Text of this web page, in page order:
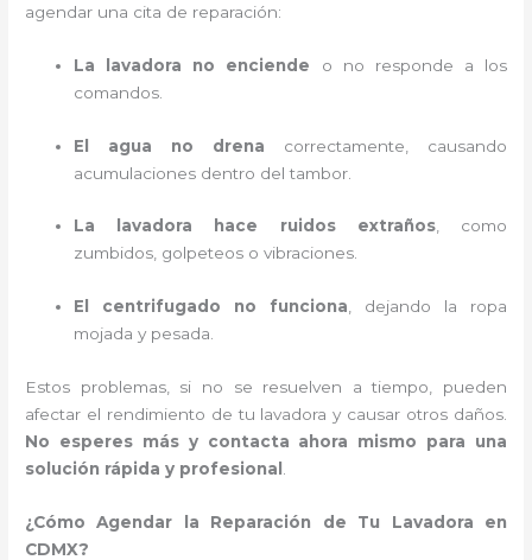
agendar una cita de reparación:
La lavadora no enciende o no responde a los
comandos.
El agua no drena correctamente, causando
acumulaciones dentro del tambor.
La lavadora hace ruidos extraños, como
zumbidos, golpeteos o vibraciones.
El centrifugado no funciona, dejando la ropa
mojada y pesada.
Estos problemas, si no se resuelven a tiempo, pueden
afectar el rendimiento de tu lavadora y causar otros daños.
No esperes más y contacta ahora mismo para una
solución rápida y profesional
¿Cómo Agendar la Reparación de Tu Lavadora en
CDMX?